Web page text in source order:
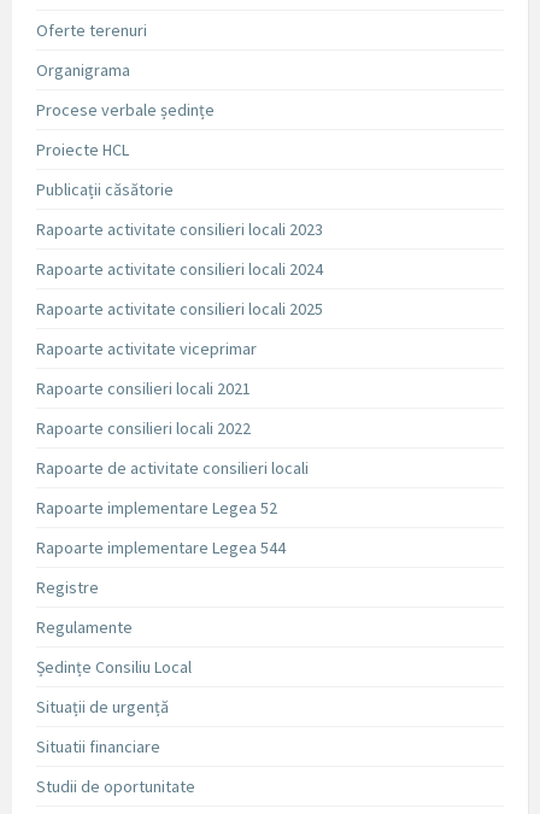
Oferte terenuri
Organigrama
Procese verbale ședințe
Proiecte HCL
Publicații căsătorie
Rapoarte activitate consilieri locali 2023
Rapoarte activitate consilieri locali 2024
Rapoarte activitate consilieri locali 2025
Rapoarte activitate viceprimar
Rapoarte consilieri locali 2021
Rapoarte consilieri locali 2022
Rapoarte de activitate consilieri locali
Rapoarte implementare Legea 52
Rapoarte implementare Legea 544
Registre
Regulamente
Ședințe Consiliu Local
Situații de urgență
Situatii financiare
Studii de oportunitate